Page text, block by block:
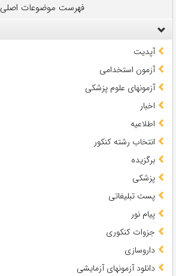
فهرست موضوعات اصلی
آپدیت
آزمون استخدامی
آزمونهای علوم پزشکی
اخبار
اطلاعیه
انتخاب رشته کنکور
برگزیده
پزشکی
پست تبلیغاتی
پیام نور
جزوات کنکوری
داروسازی
دانلود آزمونهای آزمایشی